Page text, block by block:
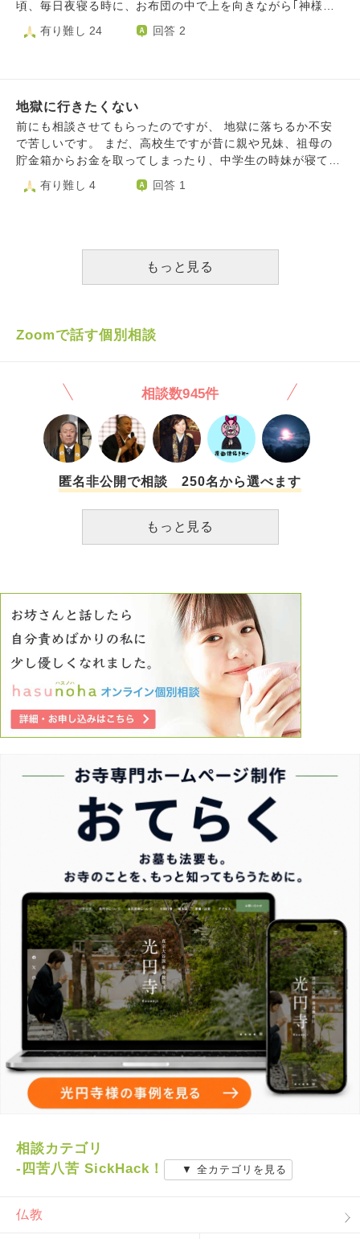
頃、毎日夜寝る時に、お布団の中で上を向きながら｢神様、
仏様、御先祖様、今日も見守って下さりありがとうございま
す。｣などと心の中でお祈りして寝る習慣がありました。 し
ました。絶対に余計な事を考えてはいけないという想い故
に、反射的に心の中で心の中の仏様を傷つけてしまうことが
毎日のようにありました。その度に過呼吸になりながらごめ
んなさいを繰り返しながら寝ていました。大変失礼ながらお
事で五逆罪について知り、その中の｢仏様を傷つけて血を流
まったことを思い出してひどい絶望感に苛まれました。 has
unohaにて私と同じことで悩んでいる方がいらっしゃらない
回路をしてしまったのです。じゃあ他の方なら大丈夫なのか
なという考えがふと浮かんだのです。もちろん五逆罪に当て
な…？と思った瞬間、心の中でジャギッという刃物の音と自
てまた、どうしようどうしようと思うとジャキッという音と
刃物が出てきて、やめてくれと思うと同時に、歯止めが効か
ずに絶対に傷つけは行けない人を傷つけているのです。修羅
神様やお地蔵さん、教科書で見たシヴァ神様などを傷つけて
いるのです。 もうどうしようと思う瞬間にまた心の刃物で
切りつけている。もう1日に10回以上心の中で切りつてしま
っています。 もう自分は救いようのない人間だと自負して
います。こんな大罪生きているうちに償えるとは到底思えま
有り難し 24 回答 2
地獄に行きたくない
前にも相談させてもらったのですが、 地獄に落ちるか不安
で苦しいです。 まだ、高校生ですが昔に親や兄妹、祖母の
貯金箱からお金を取ってしまったり、中学生の時妹が寝てい
る間に性的なイタズラをしたり、嘘もおおくついていまし
た。 今では後悔し二度としないと誓ったのと 妹や祖母の貯
ってしまった悪いことはこれだけでなく、少し前に学校で模
はいえ軽い気持ちでカンニングしてしまったことを後悔して
ます。 さらに精神的な、理由で学校を休んだり摂食障害の
しまうのでは不安です。 なるべく善い行動を心がけてます
が不安です。 やはりこんな僕は地獄に落ちてしまうのでし
ょうか？
有り難し 4 回答 1
もっと見る
Zoomで話す個別相談
相談数945件
匿名非公開で相談 250名から選べます
もっと見る
相談カテゴリ
-四苦八苦 SickHack！
▼ 全カテゴリを見る
仏教